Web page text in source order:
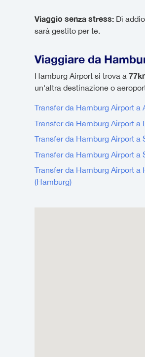
Viaggio senza stress:Dì
sarà gestito per te.
Viaggiare da
Hamburg Airport si trova a
un'altra destinazione o
Transfer da Hamburg Airport a
Transfer da Hamburg Airport a
Transfer da Hamburg Airport a
Transfer da Hamburg Airport a
Transfer da Hamburg Airport a
(Hamburg)